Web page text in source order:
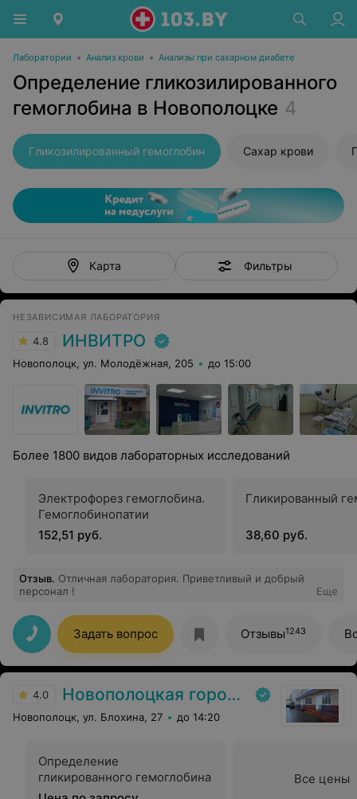
Лаборатории • Анализ крови • Анализы при сахарном диабете
Определение гликозилированного
гемоглобина в Новополоцке 4
Гликозилированный гемоглобин Сахар крови
Карта Фильтры
НЕЗАВИСИМАЯ ЛАБОРАТОРИЯ
4.8 ИНВИТРО
Новополоцк, ул. Молодёжная, 205 до 15:00
Более 1800 видов лабораторных исследований
Электрофорез гемоглобина.
Гемоглобинопатии
152,51 руб.
Гликированный
38,60 руб.
Отзыв. Отличная лаборатория. Приветливый и добрый
персонал !
Еще
Задать вопрос Отзывы1243
4.0 Новополоцкая городская детская поликлиника
Новополоцк, ул. Блохина, 27 до 14:20
Определение
гликированного гемоглобина
Все цены